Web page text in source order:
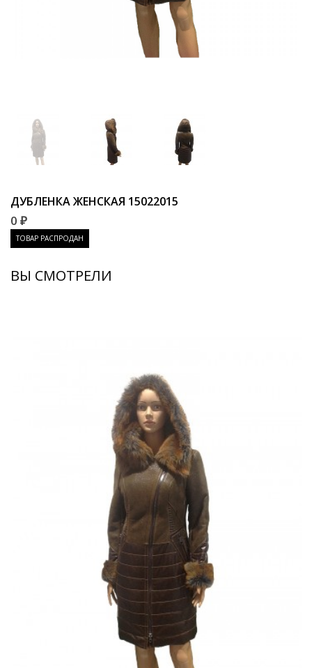
ДУБЛЕНКА ЖЕНСКАЯ 15022015
0 ₽
ТОВАР РАСПРОДАН
ВЫ СМОТРЕЛИ